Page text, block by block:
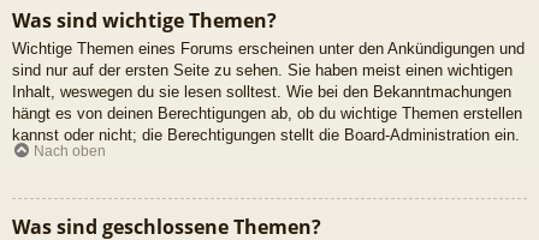
Was sind wichtige Themen?
Wichtige Themen eines Forums erscheinen unter den Ankündigungen und
sind nur auf der ersten Seite zu sehen. Sie haben meist einen wichtigen
Inhalt, weswegen du sie lesen solltest. Wie bei den Bekanntmachungen
hängt es von deinen Berechtigungen ab, ob du wichtige Themen erstellen
kannst oder nicht; die Berechtigungen stellt die Board-Administration ein.
Nach oben
Was sind geschlossene Themen?